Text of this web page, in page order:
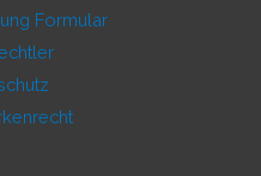
Formular